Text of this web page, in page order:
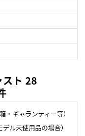
スト 28
ギャランティー等）
ル未使用品の場合）